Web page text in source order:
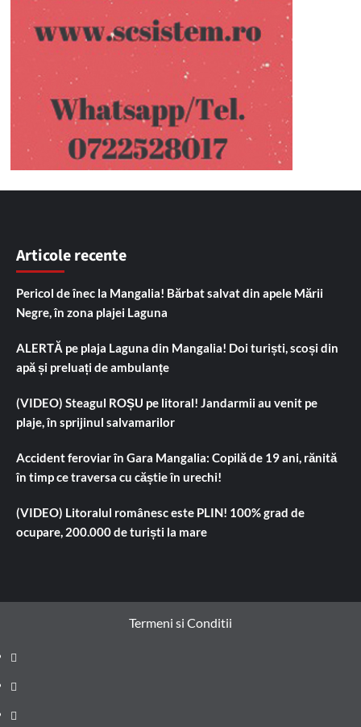
Articole recente
Pericol de înec la Mangalia! Bărbat salvat din apele Mării
Negre, în zona plajei Laguna
ALERTĂ pe plaja Laguna din Mangalia! Doi turiști, scoși din
apă și preluați de ambulanțe
(VIDEO) Steagul ROȘU pe litoral! Jandarmii au venit pe
plaje, în sprijinul salvamarilor
Accident feroviar în Gara Mangalia: Copilă de 19 ani, rănită
în timp ce traversa cu căștie în urechi!
(VIDEO) Litoralul românesc este PLIN! 100% grad de
ocupare, 200.000 de turiști la mare
Termeni si Conditii
Prima
pagină
Știri
de
Administrație